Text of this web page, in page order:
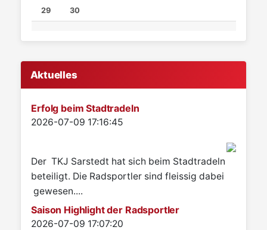
29 30
Aktuelles
Erfolg beim Stadtradeln
Details
2026-07-09 17:16:45
Der TKJ Sarstedt hat sich beim Stadtradeln
beteiligt. Die Radsportler sind fleissig dabei
gewesen....
Saison Highlight der Radsportler
Details
2026-07-09 17:07:20